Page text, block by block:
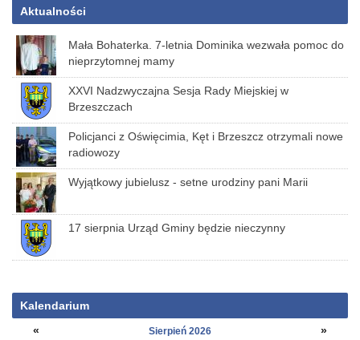
Aktualności
Mała Bohaterka. 7-letnia Dominika wezwała pomoc do
nieprzytomnej mamy
XXVI Nadzwyczajna Sesja Rady Miejskiej w
Brzeszczach
Policjanci z Oświęcimia, Kęt i Brzeszcz otrzymali nowe
radiowozy
Wyjątkowy jubielusz - setne urodziny pani Marii
17 sierpnia Urząd Gminy będzie nieczynny
Kalendarium
«
Sierpień 2026 »